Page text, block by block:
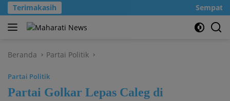
Langsung
ke
konten
Terimakasih
Beranda Partai Politik
Partai Politik
Partai Golkar Lepas Caleg di